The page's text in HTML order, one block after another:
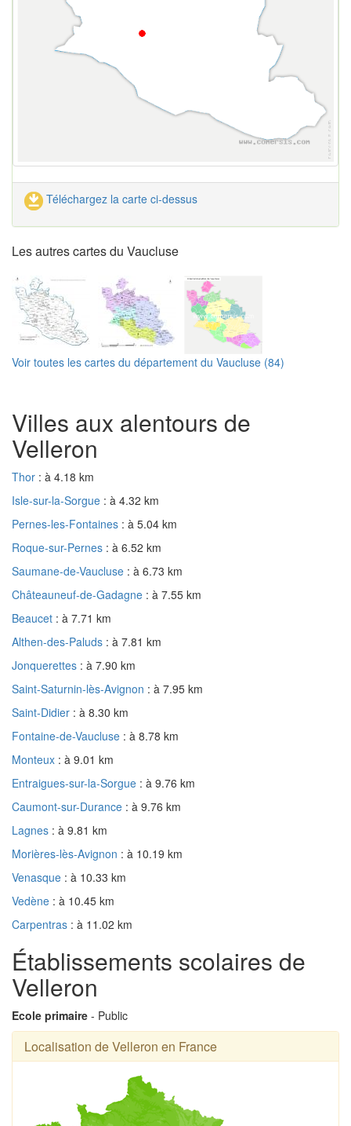
Téléchargez la carte ci-dessus
Les autres cartes du Vaucluse
Voir toutes les cartes du département du Vaucluse (84)
Villes aux alentours de
Velleron
Thor : à 4.18 km
Isle-sur-la-Sorgue : à 4.32 km
Pernes-les-Fontaines : à 5.04 km
Roque-sur-Pernes : à 6.52 km
Saumane-de-Vaucluse : à 6.73 km
Châteauneuf-de-Gadagne : à 7.55 km
Beaucet : à 7.71 km
Althen-des-Paluds : à 7.81 km
Jonquerettes : à 7.90 km
Saint-Saturnin-lès-Avignon : à 7.95 km
Saint-Didier : à 8.30 km
Fontaine-de-Vaucluse : à 8.78 km
Monteux : à 9.01 km
Entraigues-sur-la-Sorgue : à 9.76 km
Caumont-sur-Durance : à 9.76 km
Lagnes : à 9.81 km
Morières-lès-Avignon : à 10.19 km
Venasque : à 10.33 km
Vedène : à 10.45 km
Carpentras : à 11.02 km
Établissements scolaires de
Velleron
Ecole primaire - Public
Localisation de Velleron en France